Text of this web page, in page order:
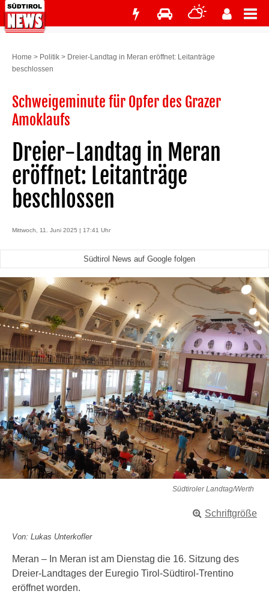
Home > Politik > Dreier-Landtag in Meran eröffnet: Leitanträge
beschlossen
Schweigeminute für Opfer des Grazer
Amoklaufs
Dreier-Landtag in Meran
eröffnet: Leitanträge
beschlossen
Mittwoch, 11. Juni 2025 | 17:41 Uhr
Südtirol News auf Google folgen
Südtiroler Landtag/Werth
Schriftgröße
Von: Lukas Unterkofler
Meran – In Meran ist am Dienstag die 16. Sitzung des
Dreier-Landtages der Euregio Tirol-Südtirol-Trentino
eröffnet worden.